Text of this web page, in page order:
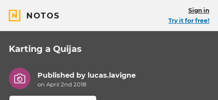
NOTOS
Sign in
Try it for free!
Karting a Quijas
Published by lucas.lavigne
on April 2nd 2018